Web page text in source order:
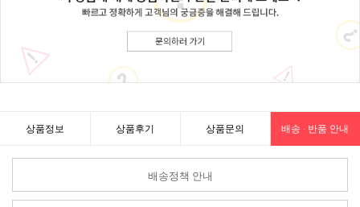
상품정보 상품후기 상품문의 배송 · 반품 안내
배송정책 안내